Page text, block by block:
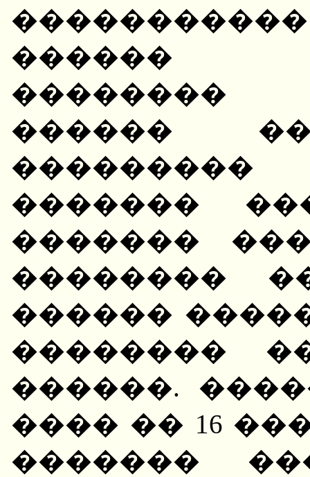
������
��������
������
�������
�������
��������
������
��������
������.
���� �� 16
�������